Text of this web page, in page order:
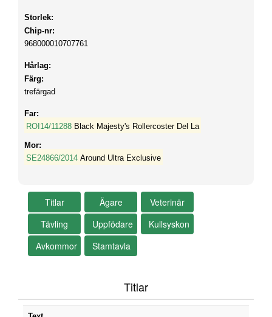
Storlek:
Chip-nr:
968000010707761
Hårlag:
Färg:
trefärgad
Far:
ROI14/11288 Black Majesty's Rollercoster Del La
Mor:
SE24866/2014 Around Ultra Exclusive
Titlar